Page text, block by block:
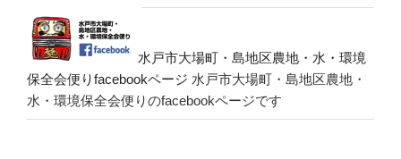
水戸市大場町・島地区農地・水・環境
保全会便りfacebookページ 水戸市大場町・島地区農地・
水・環境保全会便りのfacebookページです